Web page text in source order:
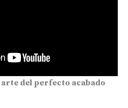
del perfecto acabado